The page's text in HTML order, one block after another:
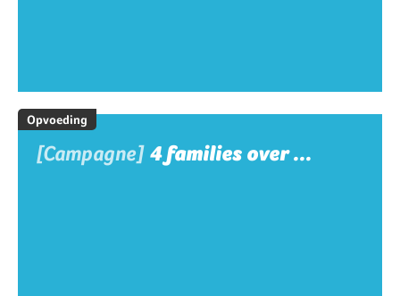
Opvoeding
[Campagne] 4 families over ...